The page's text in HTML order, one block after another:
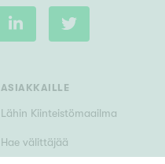
ASIAKKAILLE
Lähin Kiinteistömaailma
Hae välittäjää